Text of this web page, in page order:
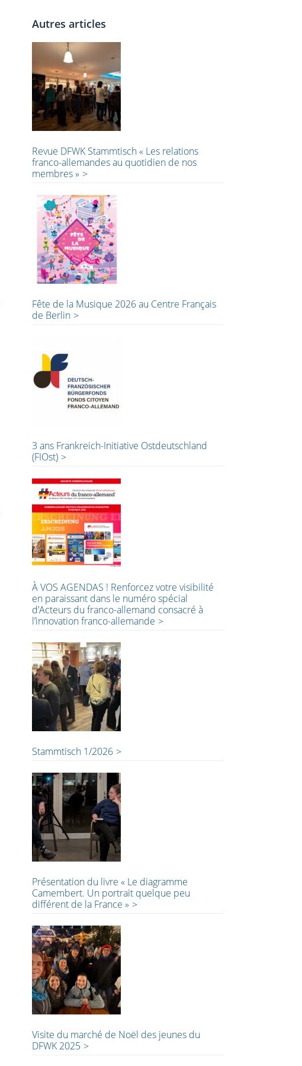
Autres articles
Revue DFWK Stammtisch « Les relations
franco-allemandes au quotidien de nos
membres »
Fête de la Musique 2026 au Centre Français
de Berlin
3 ans Frankreich-Initiative Ostdeutschland
(FIOst)
À VOS AGENDAS ! Renforcez votre visibilité
en paraissant dans le numéro spécial
d’Acteurs du franco-allemand consacré à
l’innovation franco-allemande
Stammtisch 1/2026
Présentation du livre « Le diagramme
Camembert. Un portrait quelque peu
différent de la France »
Visite du marché de Noël des jeunes du
DFWK 2025